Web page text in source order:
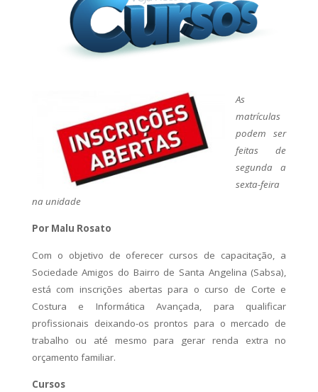
As
matrículas
podem ser
feitas de
segunda a
sexta-feira
na unidade
Por Malu Rosato
Com o objetivo de oferecer cursos de capacitação, a
Sociedade Amigos do Bairro de Santa Angelina (Sabsa),
está com inscrições abertas para o curso de Corte e
Costura e Informática Avançada, para qualificar
profissionais deixando-os prontos para o mercado de
trabalho ou até mesmo para gerar renda extra no
orçamento familiar.
Cursos